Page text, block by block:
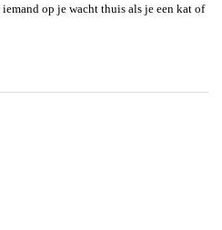
op je wacht thuis als je een kat of